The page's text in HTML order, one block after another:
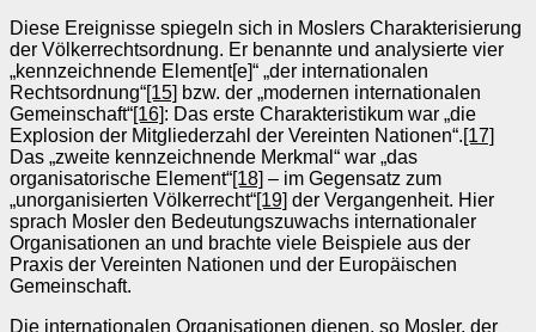
Diese Ereignisse spiegeln sich in Moslers Charakterisierung
der Völkerrechtsordnung. Er benannte und analysierte vier
„kennzeichnende Element[e]“ „der internationalen
Rechtsordnung“[15] bzw. der „modernen internationalen
Gemeinschaft“[16]: Das erste Charakteristikum war „die
Explosion der Mitgliederzahl der Vereinten Nationen“.[17]
Das „zweite kennzeichnende Merkmal“ war „das
organisatorische Element“[18] – im Gegensatz zum
„unorganisierten Völkerrecht“[19] der Vergangenheit. Hier
sprach Mosler den Bedeutungszuwachs internationaler
Organisationen an und brachte viele Beispiele aus der
Praxis der Vereinten Nationen und der Europäischen
Gemeinschaft.
Die internationalen Organisationen dienen, so Mosler, der